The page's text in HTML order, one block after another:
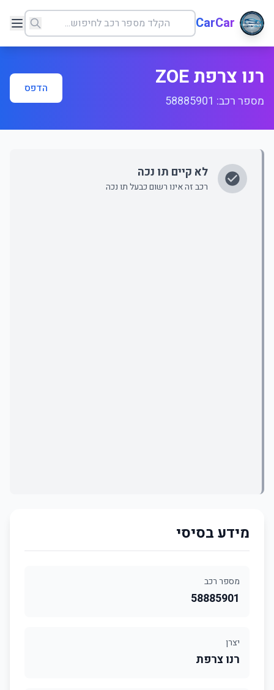
CarCar
רנו צרפת ZOE
מספר רכב: 58885901
הדפס
לא קיים תו נכה
רכב זה אינו רשום כבעל תו נכה
מידע בסיסי
מספר רכב
58885901
יצרן
רנו צרפת